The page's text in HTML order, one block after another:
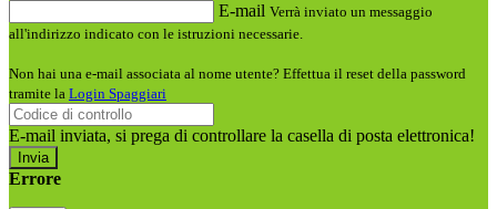
E-mail Verrà inviato un messaggio
all'indirizzo indicato con le istruzioni necessarie.
Non hai una e-mail associata al nome utente? Effettua il reset della password
tramite la Login Spaggiari
E-mail inviata, si prega di controllare la casella di posta elettronica!
Errore